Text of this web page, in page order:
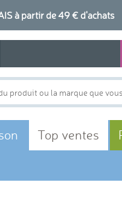
à partir de 49 € d'achats
Top ventes